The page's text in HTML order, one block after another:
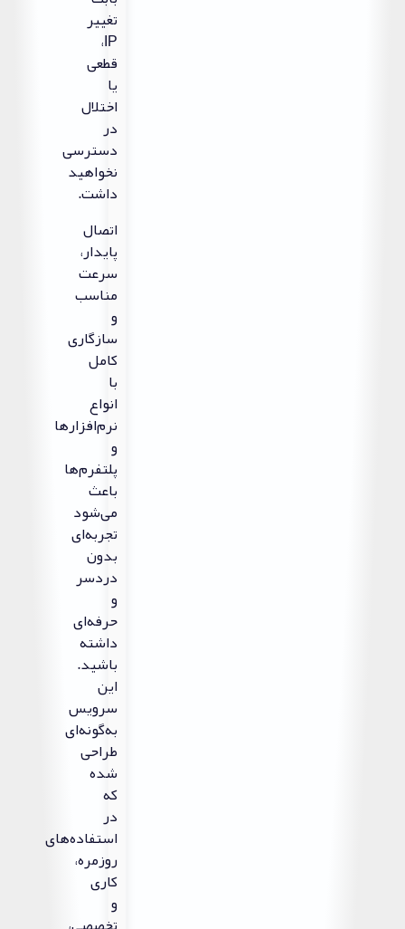
تغییر
IP،
قطعی
یا
اختلال
در
دسترسی
نخواهید
داشت.
اتصال
پایدار،
سرعت
مناسب
و
سازگاری
کامل
با
انواع
نرم‌افزارها
و
پلتفرم‌ها
باعث
می‌شود
تجربه‌ای
بدون
دردسر
و
حرفه‌ای
داشته
باشید.
این
سرویس
به‌گونه‌ای
طراحی
شده
که
در
استفاده‌های
روزمره،
کاری
و